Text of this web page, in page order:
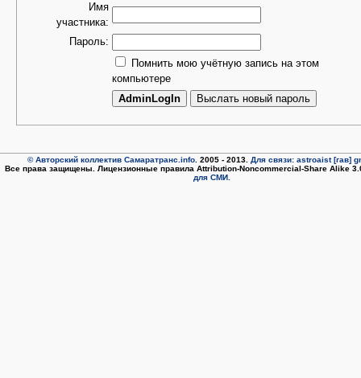
Имя
участника:
Пароль:
Помнить мою учётную запись на этом
компьютере
© Авторский коллектив Самаратранс.info. 2005 - 2013. Для связи: astroaist [гав]
Все права защищены. Лицензионные правила Attribution-Noncommercial-Share Alike
для СМИ.